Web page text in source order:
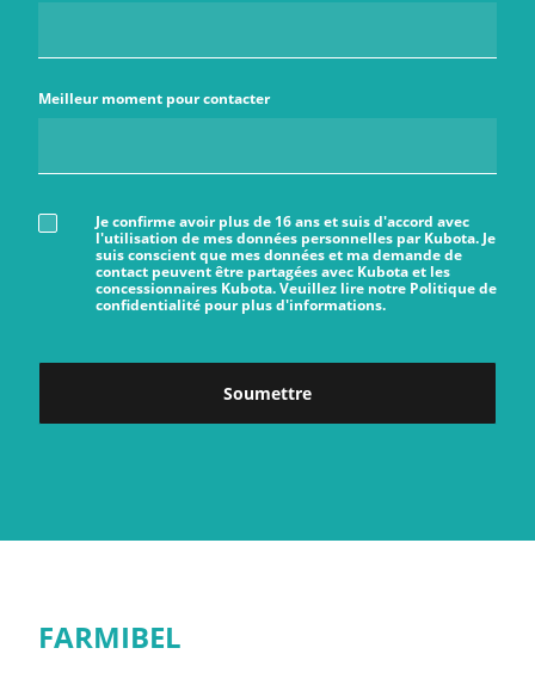
Meilleur moment pour contacter
Je confirme avoir plus de 16 ans et suis d'accord avec
l'utilisation de mes données personnelles par Kubota. Je
suis conscient que mes données et ma demande de
contact peuvent être partagées avec Kubota et les
concessionnaires Kubota. Veuillez lire notre Politique de
confidentialité pour plus d'informations.
Soumettre
FARMIBEL